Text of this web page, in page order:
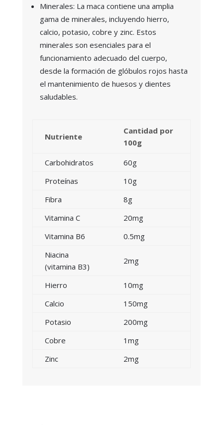
Minerales: La maca contiene una amplia
gama de minerales, incluyendo hierro,
calcio, potasio, cobre y zinc. Estos
minerales son esenciales para el
funcionamiento adecuado del cuerpo,
desde la formación de glóbulos rojos hasta
el mantenimiento de huesos y dientes
saludables.
Nutriente
Cantidad por
100g
Carbohidratos
60g
Proteínas
10g
Fibra
8g
Vitamina C
20mg
Vitamina B6
0.5mg
Niacina
(vitamina B3)
2mg
Hierro
10mg
Calcio
150mg
Potasio
200mg
Cobre
1mg
Zinc
2mg